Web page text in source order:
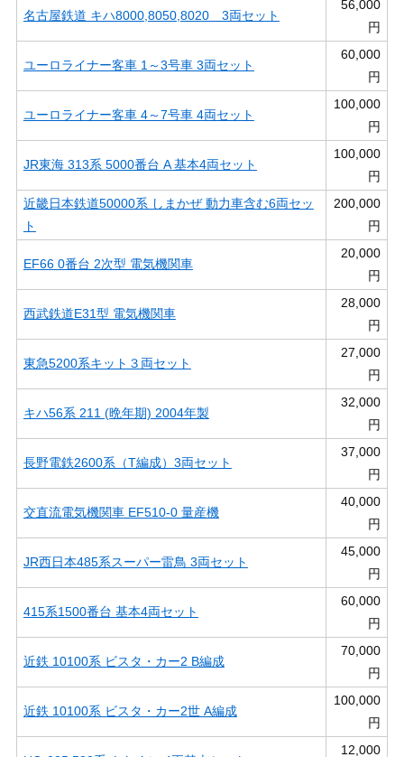
名古屋鉄道 キハ8000,8050,8020 3両セット
56,000
円
ユーロライナー客車 1～3号車 3両セット
60,000
円
ユーロライナー客車 4～7号車 4両セット
100,000
円
JR東海 313系 5000番台 A 基本4両セット
100,000
円
近畿日本鉄道50000系 しまかぜ 動力車含む6両セッ
ト
200,000
円
EF66 0番台 2次型 電気機関車
20,000
円
西武鉄道E31型 電気機関車
28,000
円
東急5200系キット３両セット
27,000
円
キハ56系 211 (晩年期) 2004年製
32,000
円
長野電鉄2600系（T編成）3両セット
37,000
円
交直流電気機関車 EF510-0 量産機
40,000
円
JR西日本485系スーパー雷鳥 3両セット
45,000
円
415系1500番台 基本4両セット
60,000
円
近鉄 10100系 ビスタ・カー2 B編成
70,000
円
近鉄 10100系 ビスタ・カー2世 A編成
100,000
円
12,000